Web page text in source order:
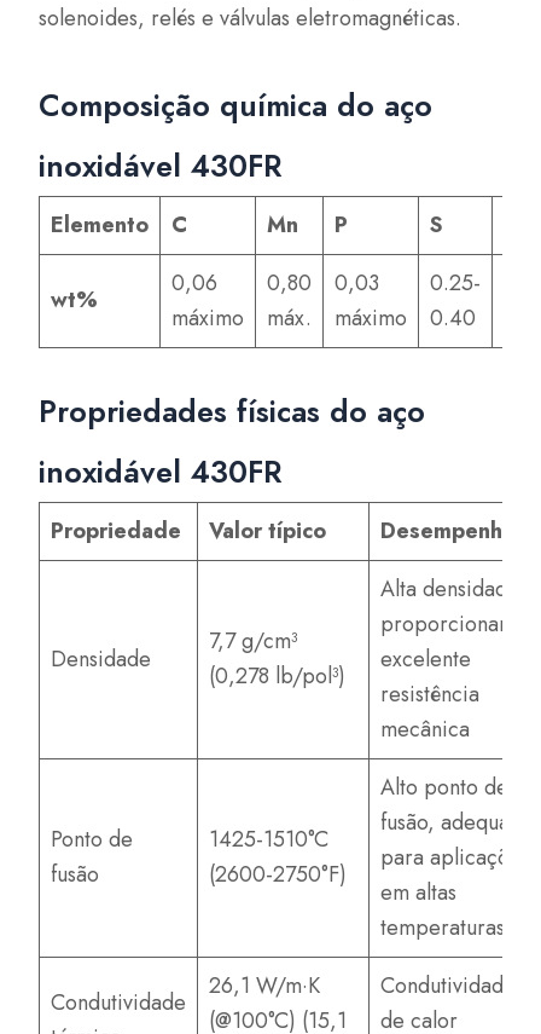
solenoides, relés e válvulas eletromagnéticas.
Composição química do aço
inoxidável 430FR
Elemento C Mn P S
wt%
0,06
máximo
0,80
máx.
0,03
máximo
0.25-
0.40
Propriedades físicas do aço
inoxidável 430FR
Propriedade Valor típico Desempenho
Densidade
7,7 g/cm³
(0,278 lb/pol³)
Alta densidade,
proporcionando
excelente
resistência
mecânica
Ponto de
fusão
1425-1510°C
(2600-2750°F)
Alto ponto de
fusão, adequado
para aplicações
em altas
temperaturas
Condutividade
26,1 W/m·K
(@100°C) (15,1
Condutividade
de calor